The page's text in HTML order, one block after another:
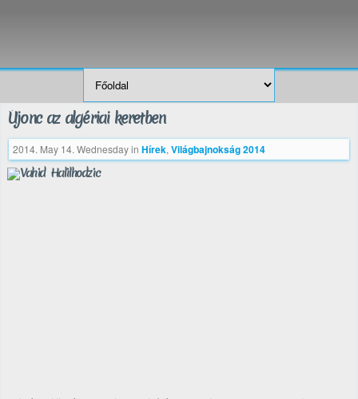
Újonc az algériai keretben
2014. May 14. Wednesdayin Hírek, Világbajnokság 2014